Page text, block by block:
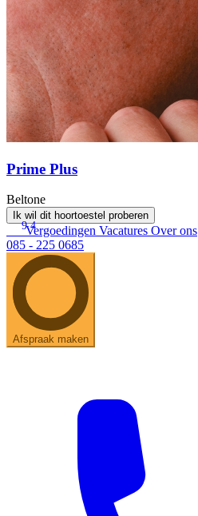
Prime Plus
Beltone
Ik wil dit hoortoestel proberen
9.4
Vergoedingen Vacatures Over ons
085 - 225 0685
Afspraak maken